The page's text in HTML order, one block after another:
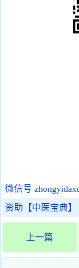
微信号
资助【中医宝典】
上一篇